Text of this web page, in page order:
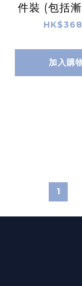
件裝 (包括
漸變粉、漸
加入購
1